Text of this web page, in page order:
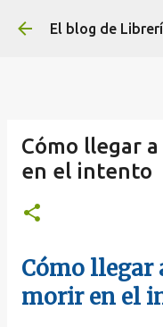
Ir al
El blog de
Cómo llegar
en el intento
Cómo llegar
morir en el